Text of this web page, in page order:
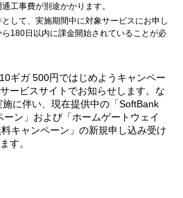
工事費が別途かかります。
して、実施期間中に対象サービスにお申し
180日以内に課金開始されていることが必
ギガ 500円ではじめようキャンペー
ービスサイトでお知らせします。な
に伴い、現在提供中の「SoftBank
ン」および「ホームゲートウェイ
キャンペーン」の新規申し込み受け
す。